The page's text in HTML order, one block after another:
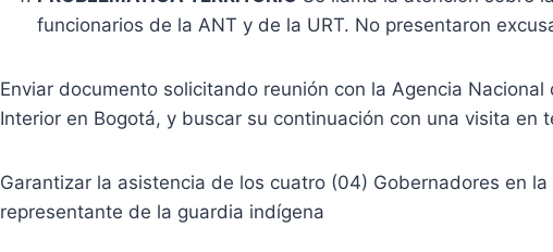
funcionarios de la ANT y de la URT. No presentaron
Enviar documento solicitando reunión con la Agencia
Interior en Bogotá, y buscar su continuación con una visita en
Garantizar la asistencia de los cuatro (04) Gobernadores en
representante de la guardia indígena